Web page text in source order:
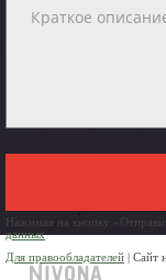
Нажимая на кнопку
данных
Для правообладателей | Сайт